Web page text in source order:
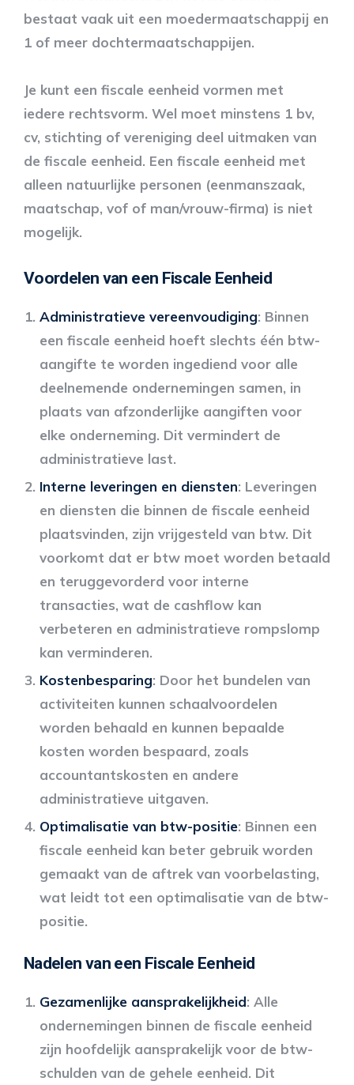
bestaat vaak uit een moedermaatschappij en
1 of meer dochtermaatschappijen.
Je kunt een fiscale eenheid vormen met
iedere rechtsvorm. Wel moet minstens 1 bv,
cv, stichting of vereniging deel uitmaken van
de fiscale eenheid. Een fiscale eenheid met
alleen natuurlijke personen (eenmanszaak,
maatschap, vof of man/vrouw-firma) is niet
mogelijk.
Voordelen van een Fiscale Eenheid
Administratieve vereenvoudiging: Binnen
een fiscale eenheid hoeft slechts één btw-
aangifte te worden ingediend voor alle
deelnemende ondernemingen samen, in
plaats van afzonderlijke aangiften voor
elke onderneming. Dit vermindert de
administratieve last.
Interne leveringen en diensten: Leveringen
en diensten die binnen de fiscale eenheid
plaatsvinden, zijn vrijgesteld van btw. Dit
voorkomt dat er btw moet worden betaald
en teruggevorderd voor interne
transacties, wat de cashflow kan
verbeteren en administratieve rompslomp
kan verminderen.
Kostenbesparing: Door het bundelen van
activiteiten kunnen schaalvoordelen
worden behaald en kunnen bepaalde
kosten worden bespaard, zoals
accountantskosten en andere
administratieve uitgaven.
Optimalisatie van btw-positie: Binnen een
fiscale eenheid kan beter gebruik worden
gemaakt van de aftrek van voorbelasting,
wat leidt tot een optimalisatie van de btw-
positie.
Nadelen van een Fiscale Eenheid
Gezamenlijke aansprakelijkheid: Alle
ondernemingen binnen de fiscale eenheid
zijn hoofdelijk aansprakelijk voor de btw-
schulden van de gehele eenheid. Dit